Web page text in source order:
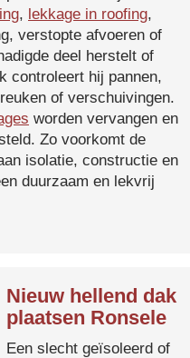
, lekkage in roofing,
verstopte afvoeren of
deel herstelt of
controleert hij pannen,
of verschuivingen.
worden vervangen en
Zo voorkomt de
isolatie, constructie en
duurzaam en lekvrij
Nieuw hellend dak
plaatsen Ronsele
Een slecht geïsoleerd of